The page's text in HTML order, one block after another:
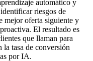
automático y
riesgos de
mejor oferta siguiente y
El resultado es
que llaman para
la tasa de conversión
por IA.